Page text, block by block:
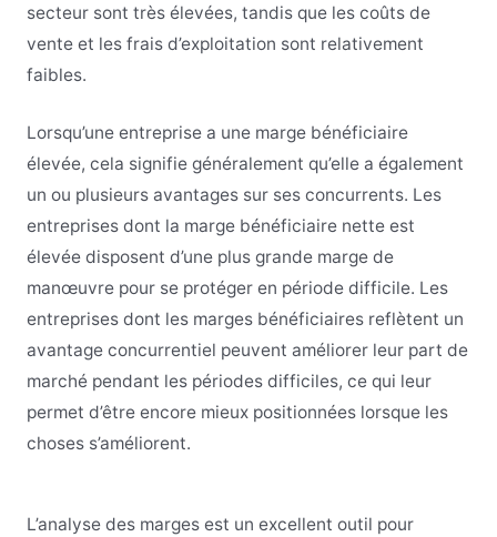
secteur sont très élevées, tandis que les coûts de
vente et les frais d’exploitation sont relativement
faibles.
Lorsqu’une entreprise a une marge bénéficiaire
élevée, cela signifie généralement qu’elle a également
un ou plusieurs avantages sur ses concurrents. Les
entreprises dont la marge bénéficiaire nette est
élevée disposent d’une plus grande marge de
manœuvre pour se protéger en période difficile. Les
entreprises dont les marges bénéficiaires reflètent un
avantage concurrentiel peuvent améliorer leur part de
marché pendant les périodes difficiles, ce qui leur
permet d’être encore mieux positionnées lorsque les
choses s’améliorent.
L’analyse des marges est un excellent outil pour